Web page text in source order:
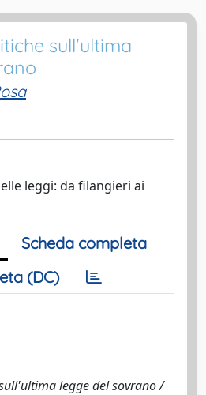
sull'ultima
leggi: da filangieri ai
Scheda completa
(DC)
legge del sovrano /